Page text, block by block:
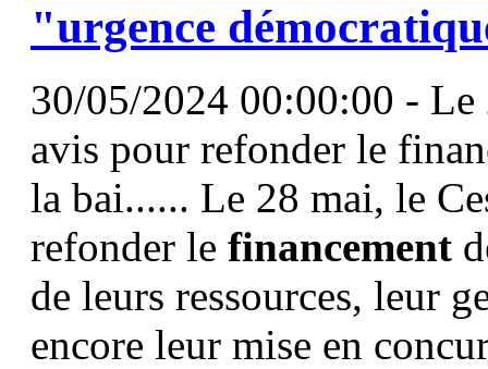
"urgence
30/05/2024 00:00:00 - Le
avis pour refonder le
la bai...... Le 28 mai, le
refonder le financement
de leurs ressources, leur
encore leur mise en